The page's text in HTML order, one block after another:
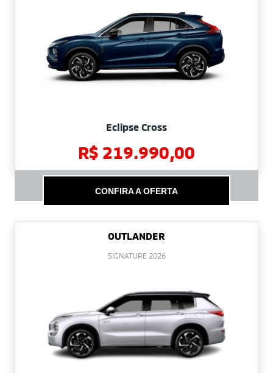
Eclipse Cross
R$ 219.990,00
CONFIRA A OFERTA
OUTLANDER
SIGNATURE 2026